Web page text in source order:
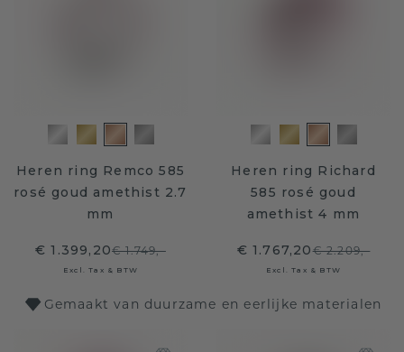
Heren ring Remco 585
rosé goud amethist 2.7
mm
€ 1.399,20€ 1.749,-
Excl. Tax & BTW
Heren ring Richard
585 rosé goud
amethist 4 mm
€ 1.767,20€ 2.209,-
Excl. Tax & BTW
Gemaakt van duurzame en eerlijke materialen